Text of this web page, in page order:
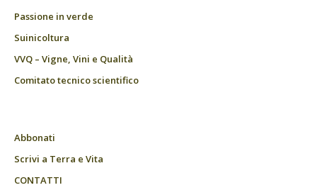
Passione in verde
Suinicoltura
VVQ – Vigne, Vini e Qualità
Comitato tecnico scientifico
Abbonati
Scrivi a Terra e Vita
CONTATTI